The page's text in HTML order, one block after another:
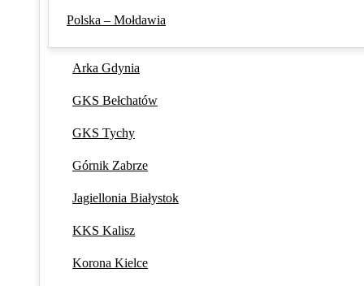
Polska – Mołdawia
Arka Gdynia
GKS Bełchatów
GKS Tychy
Górnik Zabrze
Jagiellonia Białystok
KKS Kalisz
Korona Kielce